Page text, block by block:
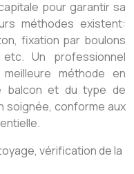
pour garantir sa
méthodes existent:
fixation par boulons
Un professionnel
méthode en
balcon et du type de
soignée, conforme aux
vérification de la